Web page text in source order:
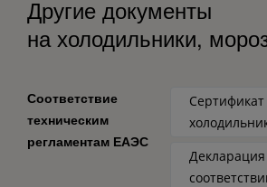
Другие документы
на холодильники,
Соответствие
техническим
регламентам ЕАЭС